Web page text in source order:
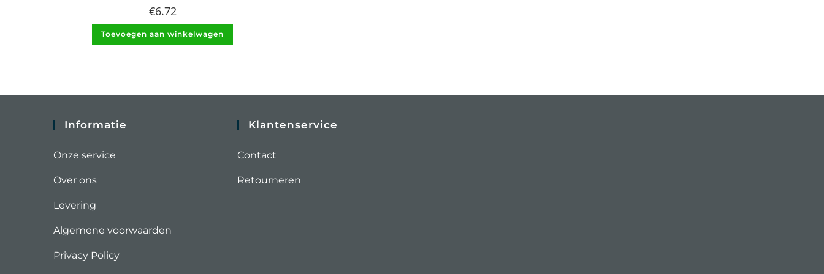
€6.72
Toevoegen aan winkelwagen
Informatie
Onze service
Over ons
Levering
Algemene voorwaarden
Privacy Policy
Klantenservice
Contact
Retourneren